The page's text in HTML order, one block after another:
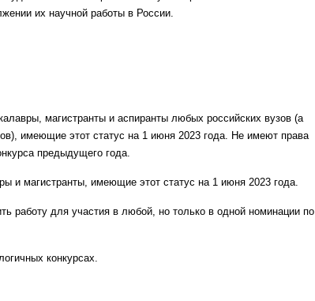
их научной работы в России.
магистранты и аспиранты любых российских вузов (а
имеющие этот статус на 1 июня 2023 года. Не имеют права
предыдущего года.
и магистранты, имеющие этот статус на 1 июня 2023 года.
работу для участия в любой, но только в одной номинации по
конкурсах.